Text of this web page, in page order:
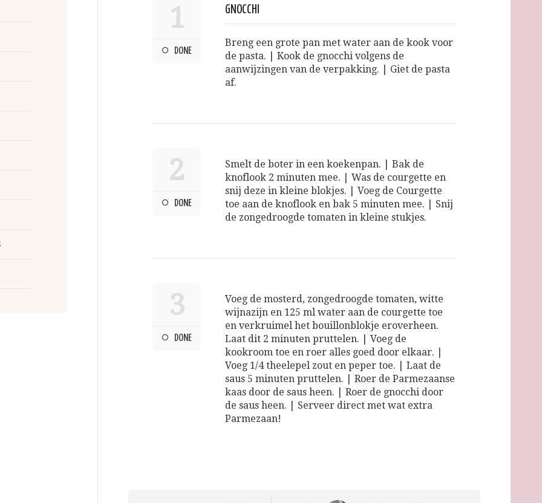
1
DONE
GNOCCHI
Breng een grote pan met water aan de kook voor
de pasta. | Kook de gnocchi volgens de
aanwijzingen van de verpakking. | Giet de pasta
af.
2
DONE
Smelt de boter in een koekenpan. | Bak de
knoflook 2 minuten mee. | Was de courgette en
snij deze in kleine blokjes. | Voeg de Courgette
toe aan de knoflook en bak 5 minuten mee. | Snij
de zongedroogde tomaten in kleine stukjes.
3
DONE
Voeg de mosterd, zongedroogde tomaten, witte
wijnazijn en 125 ml water aan de courgette toe
en verkruimel het bouillonblokje eroverheen.
Laat dit 2 minuten pruttelen. | Voeg de
kookroom toe en roer alles goed door elkaar. |
Voeg 1/4 theelepel zout en peper toe. | Laat de
saus 5 minuten pruttelen. | Roer de Parmezaanse
kaas door de saus heen. | Roer de gnocchi door
de saus heen. | Serveer direct met wat extra
Parmezaan!